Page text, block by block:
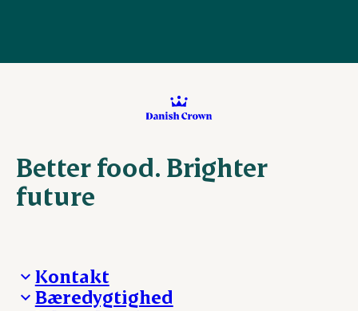
Better food. Brighter
future
Kontakt
Besøg Danish Crown
Bæredygtighed